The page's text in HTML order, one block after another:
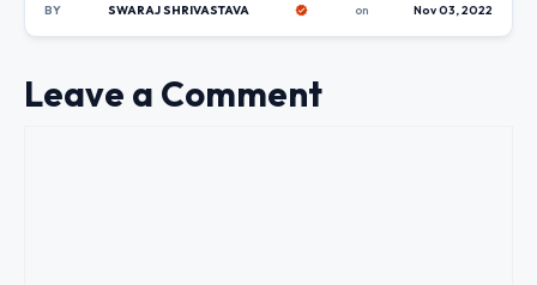
BY SWARAJ SHRIVASTAVA on Nov 03, 2022
Leave a Comment